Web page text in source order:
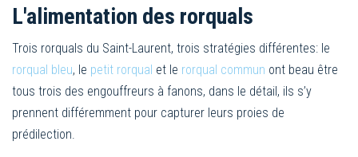
L'alimentation des rorquals
Trois rorquals du Saint-Laurent, trois stratégies différentes: le
rorqual bleu, le petit rorqual et le rorqual commun ont beau être
tous trois des engouffreurs à fanons, dans le détail, ils s’y
prennent différemment pour capturer leurs proies de
prédilection.